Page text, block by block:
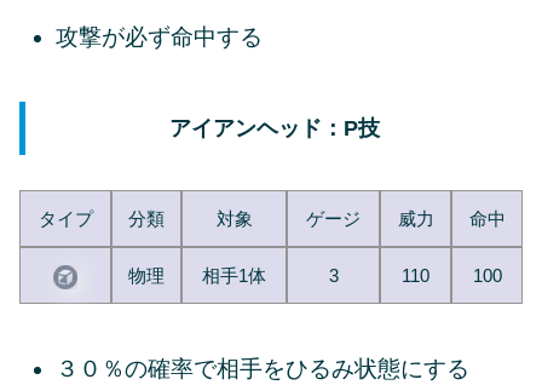
攻撃が必ず命中する
アイアンヘッド：P技
タイプ 分類 対象 ゲージ 威力 命中
物理 相手1体 3 110 100
３０％の確率で相手をひるみ状態にする